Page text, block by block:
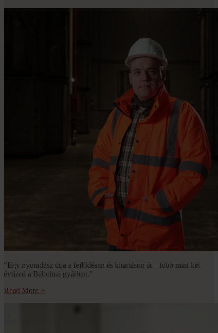
"Egy nyomdász útja a fejlődésen és kitartáson át – több mint két
évtized a Bábolnai gyárban."
Read More >